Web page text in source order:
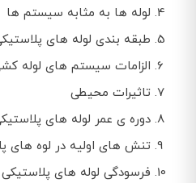
لوله ها به مثابه سیستم ها
طبقه بندی لوله های
الزامات سیستم های لوله
تاثیرات محیطی
دوره ی عمر لوله های
تنش های اولیه در لوه های
فرسودگی لوله های پلاستیکی